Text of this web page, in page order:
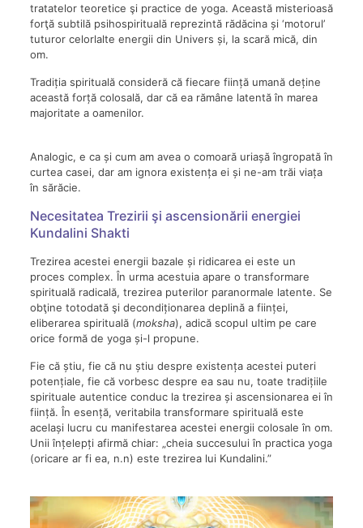
tratatelor teoretice şi practice de yoga. Această misterioasă
forţă subtilă psihospirituală reprezintă rădăcina și ‘motorul’
tuturor celorlalte energii din Univers și, la scară mică, din
om.
Tradiția spirituală consideră că fiecare ființă umană deține
această forță colosală, dar că ea rămâne latentă în marea
majoritate a oamenilor.
Analogic, e ca și cum am avea o comoară uriașă îngropată în
curtea casei, dar am ignora existența ei și ne-am trăi viața
în sărăcie.
Necesitatea Trezirii şi ascensionării energiei
Kundalini Shakti
Trezirea acestei energii bazale și ridicarea ei este un
proces complex. În urma acestuia apare o transformare
spirituală radicală, trezirea puterilor paranormale latente. Se
obţine totodată şi decondiționarea deplină a ființei,
eliberarea spirituală (moksha), adică scopul ultim pe care
orice formă de yoga și-l propune.
Fie că știu, fie că nu știu despre existența acestei puteri
potențiale, fie că vorbesc despre ea sau nu, toate tradițiile
spirituale autentice conduc la trezirea și ascensionarea ei în
ființă. În esență, veritabila transformare spirituală este
același lucru cu manifestarea acestei energii colosale în om.
Unii înțelepți afirmă chiar: „cheia succesului în practica yoga
(oricare ar fi ea, n.n) este trezirea lui Kundalini.”